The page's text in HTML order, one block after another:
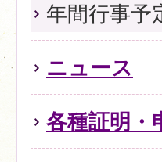
年間行事予
ニュース
各種証明・